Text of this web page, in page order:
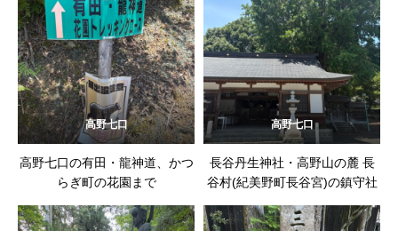
高野七口
高野七口の有田・龍神道、かつ
らぎ町の花園まで
高野七口
長谷丹生神社・高野山の麓 長
谷村(紀美野町長谷宮)の鎮守社